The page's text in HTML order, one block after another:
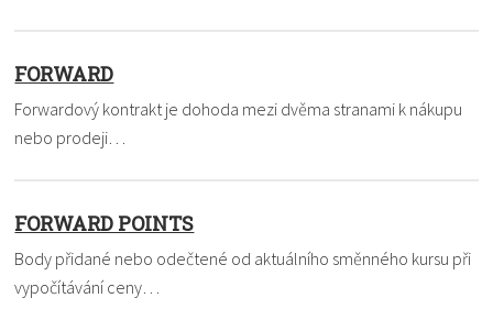
FORWARD
Forwardový kontrakt je dohoda mezi dvěma stranami k nákupu
nebo prodeji…
FORWARD POINTS
Body přidané nebo odečtené od aktuálního směnného kursu při
vypočítávání ceny…